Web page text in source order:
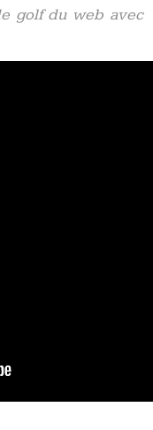
golf du web avec